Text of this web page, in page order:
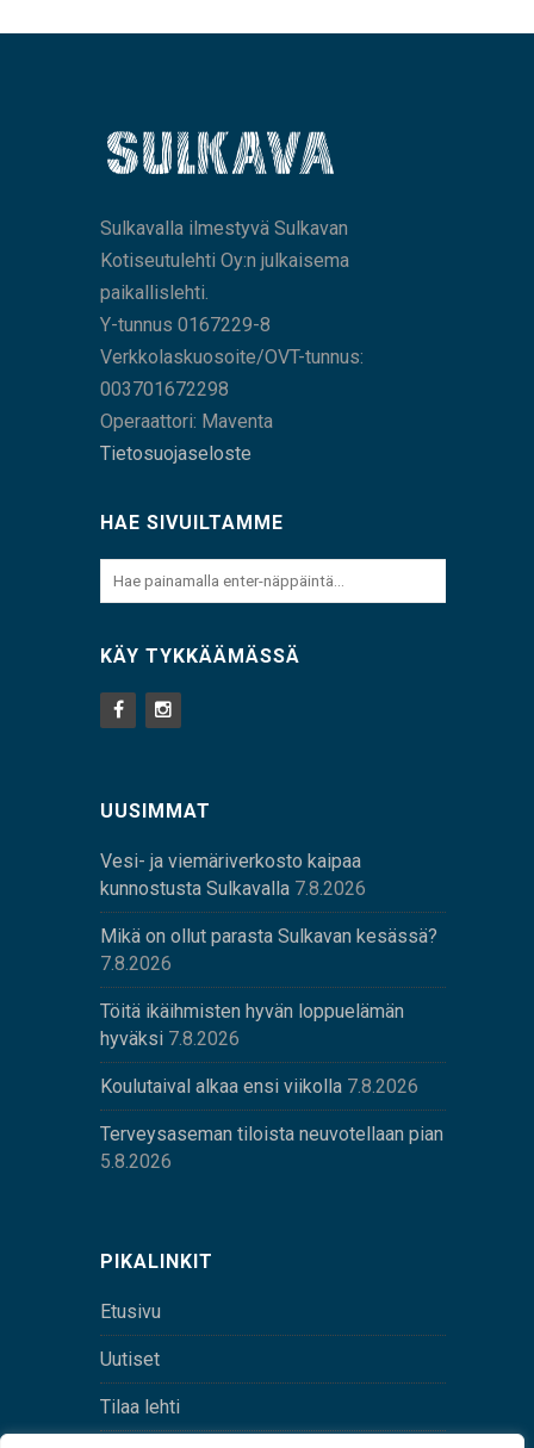
Sulkavalla ilmestyvä Sulkavan
Kotiseutulehti Oy:n julkaisema
paikallislehti.
Y-tunnus 0167229-8
Verkkolaskuosoite/OVT-tunnus:
003701672298
Operaattori: Maventa
Tietosuojaseloste
HAE SIVUILTAMME
KÄY TYKKÄÄMÄSSÄ
UUSIMMAT
Vesi- ja viemäriverkosto kaipaa
kunnostusta Sulkavalla 7.8.2026
Mikä on ollut parasta Sulkavan kesässä?
7.8.2026
Töitä ikäihmisten hyvän loppuelämän
hyväksi 7.8.2026
Koulutaival alkaa ensi viikolla 7.8.2026
Terveysaseman tiloista neuvotellaan pian
5.8.2026
PIKALINKIT
Etusivu
Uutiset
Tilaa lehti